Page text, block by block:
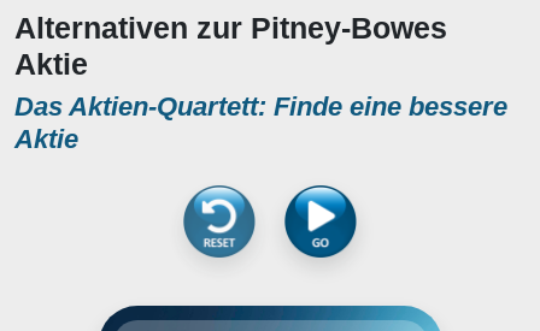
Alternativen zur Pitney-Bowes
Aktie
Das Aktien-Quartett: Finde eine bessere
Aktie